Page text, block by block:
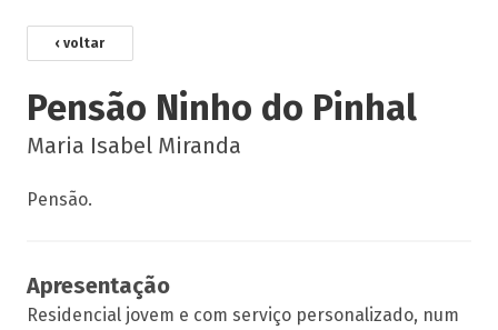
‹ voltar
Pensão Ninho do Pinhal
Maria Isabel Miranda
Pensão.
Apresentação
Residencial jovem e com serviço personalizado, num